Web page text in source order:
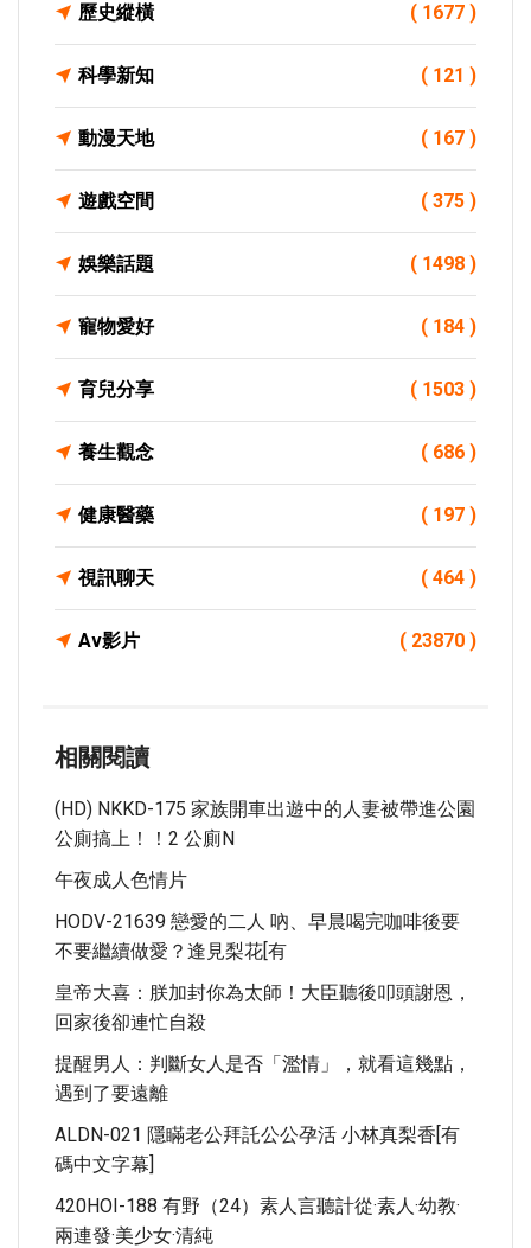
歷史縱橫 ( 1677 )
科學新知 ( 121 )
動漫天地 ( 167 )
遊戲空間 ( 375 )
娛樂話題 ( 1498 )
寵物愛好 ( 184 )
育兒分享 ( 1503 )
養生觀念 ( 686 )
健康醫藥 ( 197 )
視訊聊天 ( 464 )
Av影片 ( 23870 )
相關閱讀
(HD) NKKD-175 家族開車出遊中的人妻被帶進公園
公廁搞上！！2 公廁N
午夜成人色情片
HODV-21639 戀愛的二人 吶、早晨喝完咖啡後要
不要繼續做愛？逢見梨花[有
皇帝大喜：朕加封你為太師！大臣聽後叩頭謝恩，
回家後卻連忙自殺
提醒男人：判斷女人是否「濫情」，就看這幾點，
遇到了要遠離
ALDN-021 隱瞞老公拜託公公孕活 小林真梨香[有
碼中文字幕]
420HOI-188 有野（24）素人言聽計從·素人·幼教·
兩連發·美少女·清純